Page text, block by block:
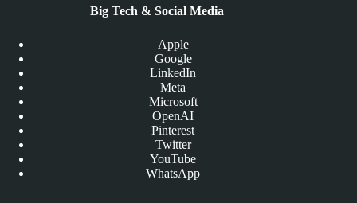
Big Tech & Social Media
Apple
Google
LinkedIn
Meta
Microsoft
OpenAI
Pinterest
Twitter
YouTube
WhatsApp